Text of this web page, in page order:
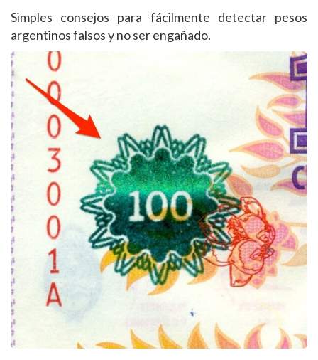
Simples consejos para fácilmente detectar pesos
argentinos falsos y no ser engañado.